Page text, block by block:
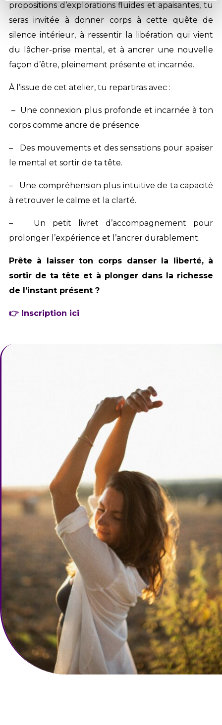
propositions d’explorations fluides et apaisantes, tu
seras invitée à donner corps à cette quête de
silence intérieur, à ressentir la libération qui vient
du lâcher-prise mental, et à ancrer une nouvelle
façon d’être, pleinement présente et incarnée.
À l’issue de cet atelier, tu repartiras avec :
– Une connexion plus profonde et incarnée à ton
corps comme ancre de présence.
– Des mouvements et des sensations pour apaiser
le mental et sortir de ta tête.
– Une compréhension plus intuitive de ta capacité
à retrouver le calme et la clarté.
– Un petit livret d’accompagnement pour
prolonger l’expérience et l’ancrer durablement.
Prête à laisser ton corps danser la liberté, à
sortir de ta tête et à plonger dans la richesse
de l’instant présent ?
👉 Inscription ici